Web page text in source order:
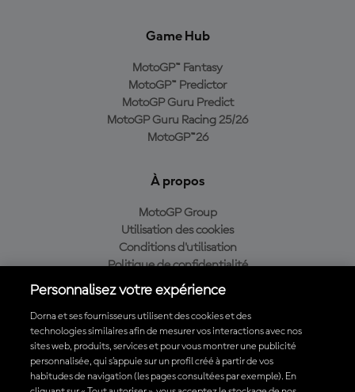
Game Hub
MotoGP™ Fantasy
MotoGP™ Predictor
MotoGP Guru Predict
MotoGP Guru Racing 25/26
MotoGP™26
À propos
MotoGP Group
Utilisation des cookies
Conditions d'utilisation
Politique de confidentialité
Politique d’achat
Télécharger l'appli officielle du MotoGP™
Personnalisez votre expérience
Dorna et ses fournisseurs utilisent des cookies et des
technologies similaires afin de mesurer vos interactions avec nos
sites web, produits, services et pour vous montrer une publicité
personnalisée, qui s’appuie sur un profil créé à partir de vos
habitudes de navigation (les pages consultées par exemple). En